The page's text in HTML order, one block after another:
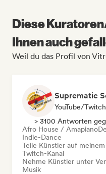
Diese
Ihnen auch
Weil du das Profil von
Suprematic
YouTube/
> 3100 Antworten
Afro House / Amapiano
Indie-Dance
Teile Künstler auf
Twitch-Kanal
Nehme Künstler unter
Musik